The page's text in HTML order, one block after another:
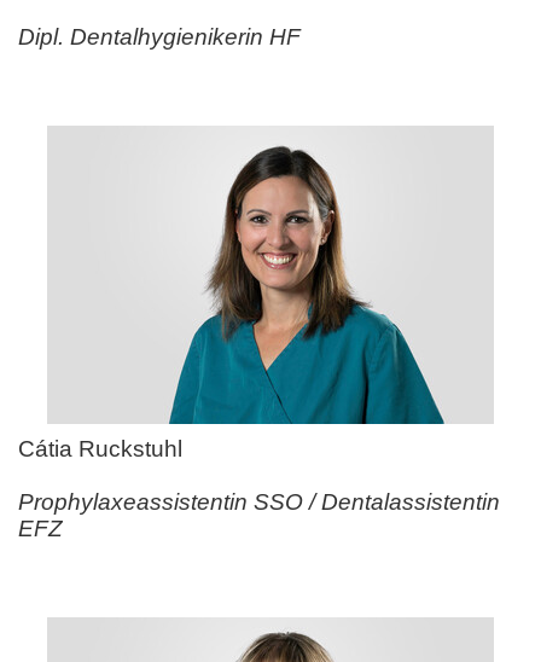
Dipl. Dentalhygienikerin HF
Cátia Ruckstuhl
Prophylaxeassistentin SSO / Dentalassistentin
EFZ